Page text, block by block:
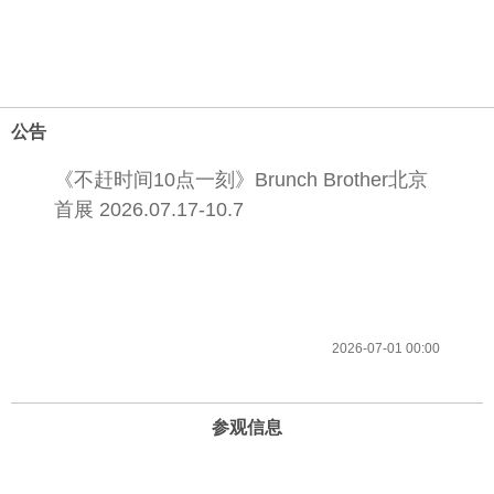
公告
《不赶时间10点一刻》Brunch Brother北京
首展 2026.07.17-10.7
2026-07-01 00:00
参观信息